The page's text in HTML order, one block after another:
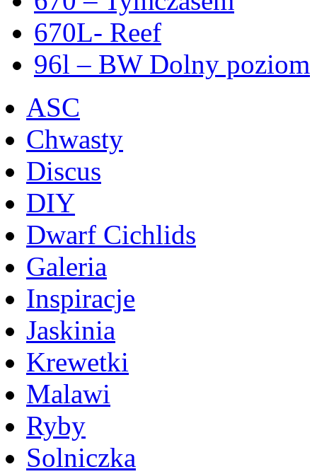
670L- Reef
96l – BW Dolny poziom
ASC
Chwasty
Discus
DIY
Dwarf Cichlids
Galeria
Inspiracje
Jaskinia
Krewetki
Malawi
Ryby
Solniczka